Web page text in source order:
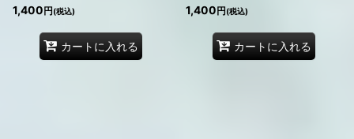
1,400 円 (税込)
カートに入れる
1,400 円 (税込)
カートに入れる